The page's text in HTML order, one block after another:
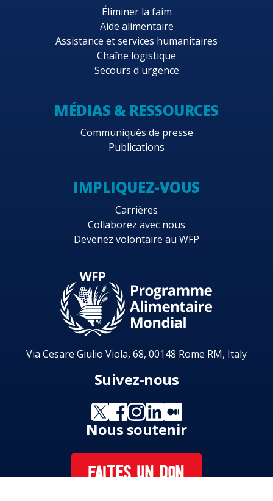
Éliminer la faim
Aide alimentaire
Assistance et services humanitaires
Chaîne logistique
Secours d'urgence
MÉDIAS & RESSOURCES
Communiqués de presse
Publications
IMPLIQUEZ-VOUS
Carrières
Collaborez avec nous
Devenez volontaire au WFP
Via Cesare Giulio Viola, 68, 00148 Rome RM, Italy
Suivez-nous
Nous soutenir
FAITES UN DON